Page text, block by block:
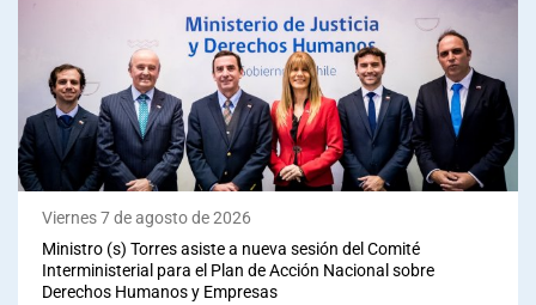
Viernes 7 de agosto de 2026
Ministro (s) Torres asiste a nueva sesión del Comité
Interministerial para el Plan de Acción Nacional sobre
Derechos Humanos y Empresas